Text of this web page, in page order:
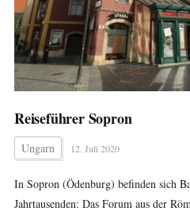
Reiseführer Sopron
Ungarn 12. Juli 2020
In Sopron (Ödenburg) befinden sich
Jahrtausenden: Das Forum aus der